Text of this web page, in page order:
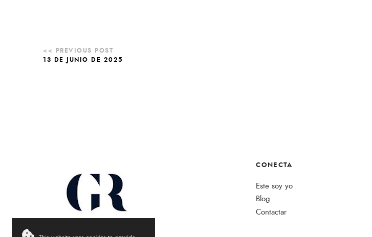
13 DE JUNIO DE 2025
CONECTA
Este soy yo
Blog
Contactar